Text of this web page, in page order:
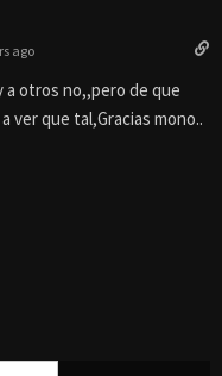
ago
a otros no,,pero de que
ver que tal,Gracias mono..